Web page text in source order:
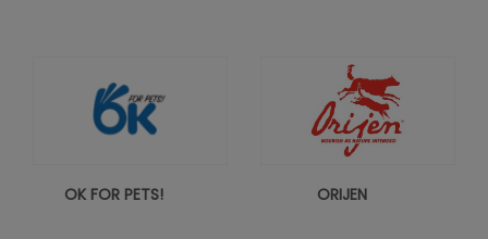
OK FOR PETS! ORIJEN